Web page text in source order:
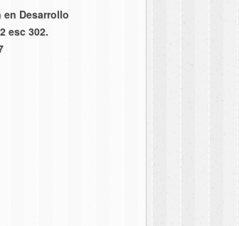
Desarrollo
esc 302.